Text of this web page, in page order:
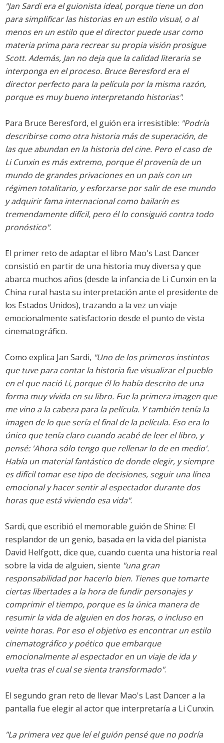
"Jan Sardi era el guionista ideal, porque tiene un don
para simplificar las historias en un estilo visual, o al
menos en un estilo que el director puede usar como
materia prima para recrear su propia visión prosigue
Scott. Además, Jan no deja que la calidad literaria se
interponga en el proceso. Bruce Beresford era el
director perfecto para la película por la misma razón,
porque es muy bueno interpretando historias".
Para Bruce Beresford, el guión era irresistible: "Podría
describirse como otra historia más de superación, de
las que abundan en la historia del cine. Pero el caso de
Li Cunxin es más extremo, porque él provenía de un
mundo de grandes privaciones en un país con un
régimen totalitario, y esforzarse por salir de ese mundo
y adquirir fama internacional como bailarín es
tremendamente difícil, pero él lo consiguió contra todo
pronóstico".
El primer reto de adaptar el libro Mao's Last Dancer
consistió en partir de una historia muy diversa y que
abarca muchos años (desde la infancia de Li Cunxin en la
China rural hasta su interpretación ante el presidente de
los Estados Unidos), trazando a la vez un viaje
emocionalmente satisfactorio desde el punto de vista
cinematográfico.
Como explica Jan Sardi, "Uno de los primeros instintos
que tuve para contar la historia fue visualizar el pueblo
en el que nació Li, porque él lo había descrito de una
forma muy vívida en su libro. Fue la primera imagen que
me vino a la cabeza para la película. Y también tenía la
imagen de lo que sería el final de la película. Eso era lo
único que tenía claro cuando acabé de leer el libro, y
pensé: 'Ahora sólo tengo que rellenar lo de en medio'.
Había un material fantástico de donde elegir, y siempre
es difícil tomar ese tipo de decisiones, seguir una línea
emocional y hacer sentir al espectador durante dos
horas que está viviendo esa vida".
Sardi, que escribió el memorable guión de Shine: El
resplandor de un genio, basada en la vida del pianista
David Helfgott, dice que, cuando cuenta una historia real
sobre la vida de alguien, siente "una gran
responsabilidad por hacerlo bien. Tienes que tomarte
ciertas libertades a la hora de fundir personajes y
comprimir el tiempo, porque es la única manera de
resumir la vida de alguien en dos horas, o incluso en
veinte horas. Por eso el objetivo es encontrar un estilo
cinematográfico y poético que embarque
emocionalmente al espectador en un viaje de ida y
vuelta tras el cual se sienta transformado".
El segundo gran reto de llevar Mao's Last Dancer a la
pantalla fue elegir al actor que interpretaría a Li Cunxin.
"La primera vez que leí el guión pensé que no podría